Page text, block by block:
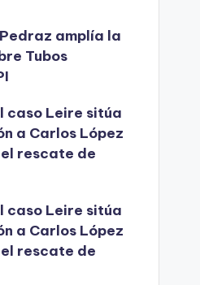
amplía la
Tubos
caso Leire sitúa
a Carlos López
rescate de
caso Leire sitúa
a Carlos López
rescate de